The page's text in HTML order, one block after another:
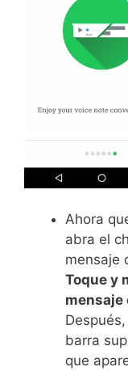
Ahora
abra el
mensaje
Toque y
mensaje
Después,
barra
que